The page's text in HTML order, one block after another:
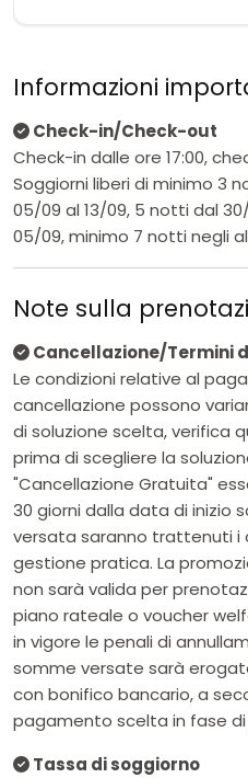
Informazioni
Check-in/Check-out
Check-in dalle ore 17:00,
Soggiorni liberi di minimo 3
05/09 al 13/09, 5 notti dal
05/09, minimo 7 notti negli
Note sulla
Cancellazione/Termini
Le condizioni relative al
cancellazione possono
di soluzione scelta, verifica
prima di scegliere la
"Cancellazione Gratuita"
30 giorni dalla data di inizio
versata saranno trattenuti i
gestione pratica. La
non sarà valida per
piano rateale o voucher
in vigore le penali di
somme versate sarà
con bonifico bancario, a
pagamento scelta in fase
Tassa di soggiorno